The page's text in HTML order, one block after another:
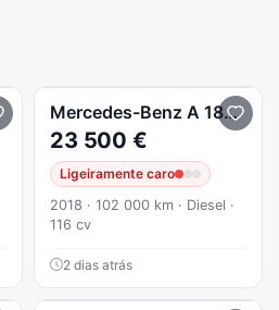
CDi BlueEfficiency Edition AMG
Mercedes-Benz A 180 d
23 500 €
Ligeiramente caro
2018 · 102 000 km · Diesel ·
116 cv
2 dias atrás